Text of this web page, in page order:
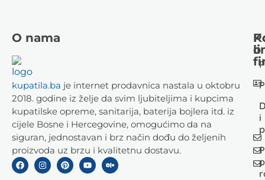
O nama
kupatila.ba je internet prodavnica nastala u oktobru
2018. godine iz želje da svim ljubiteljima i kupcima
kupatilske opreme, sanitarija, baterija bojlera itd. iz
cijele Bosne i Hercegovine, omogućimo da na
siguran, jednostavan i brz način dođu do željenih
proizvoda uz brzu i kvalitetnu dostavu.
i
o